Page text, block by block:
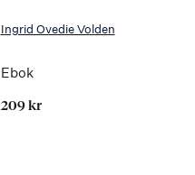
Ingrid Ovedie Volden
Ebok
209 kr